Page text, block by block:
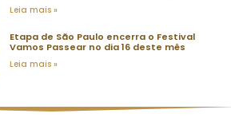
Leia mais »
Etapa de São Paulo encerra o Festival
Vamos Passear no dia 16 deste mês
Leia mais »